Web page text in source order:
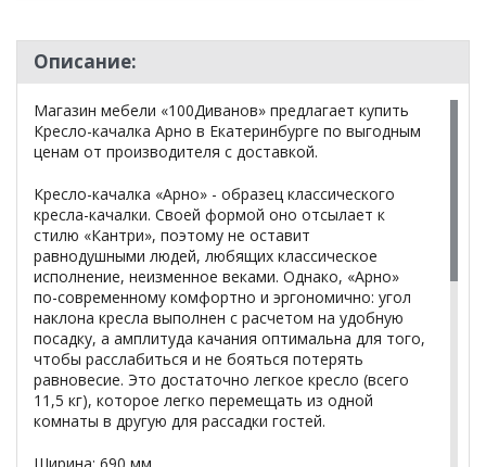
Описание:
Магазин мебели «100Диванов» предлагает купить
Кресло-качалка Арно в Екатеринбурге по выгодным
ценам от производителя с доставкой.
Кресло-качалка «Арно» - образец классического
кресла-качалки. Своей формой оно отсылает к
стилю «Кантри», поэтому не оставит
равнодушными людей, любящих классическое
исполнение, неизменное веками. Однако, «Арно»
по-современному комфортно и эргономично: угол
наклона кресла выполнен с расчетом на удобную
посадку, а амплитуда качания оптимальна для того,
чтобы расслабиться и не бояться потерять
равновесие. Это достаточно легкое кресло (всего
11,5 кг), которое легко перемещать из одной
комнаты в другую для рассадки гостей.